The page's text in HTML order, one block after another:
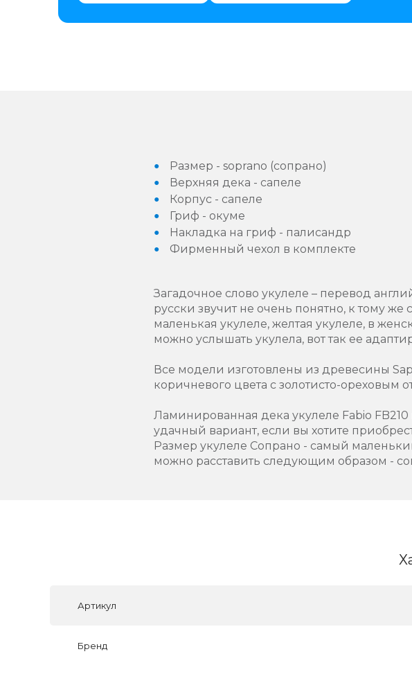
Размер - soprano (сопрано)
Верхняя дека - сапеле
Корпус - сапеле
Гриф - окуме
Накладка на гриф - палисандр
Фирменный чехол в комплекте
Загадочное слово укулеле – перевод
русски звучит не очень понятно, к тому
маленькая укулеле, желтая укулеле, в
можно услышать укулела, вот так ее
Все модели изготовлены из древесины
коричневого цвета с золотисто-ореховым
Ламинированная дека укулеле Fabio
удачный вариант, если вы хотите
Размер укулеле Сопрано - самый
можно расставить следующим образом -
Артикул
Бренд